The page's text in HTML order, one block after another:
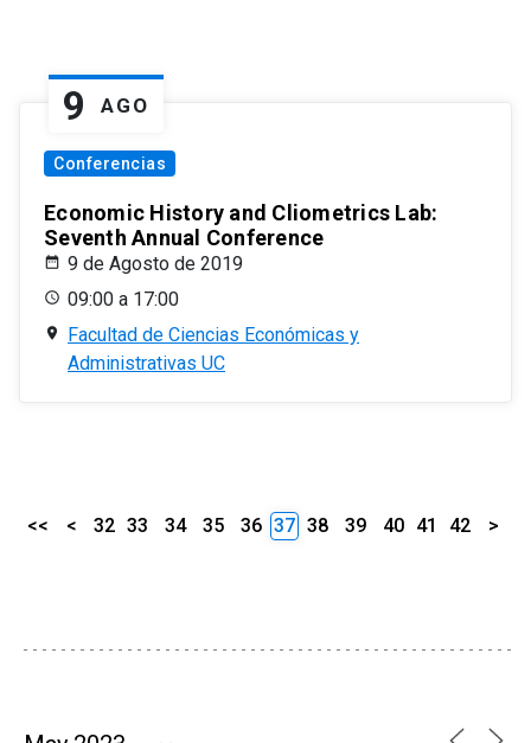
9 AGO
Conferencias
Economic History and Cliometrics Lab:
Seventh Annual Conference
9 de Agosto de 2019
09:00 a 17:00
Facultad de Ciencias Económicas y
Administrativas UC
<< < 32 33 34 35 36 37 38 39 40 41 42 >